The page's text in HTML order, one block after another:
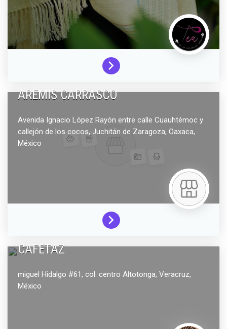
AREMIS CARRASCO
Avenida Ignacio López Rayón entre calle Cuauhtémoc y
callejón de los cocos, Juchitán de Zaragoza, Oaxaca,
México
CAFETAZ
miguel Hidalgo #61, col. centro Altotonga, Veracruz,
México